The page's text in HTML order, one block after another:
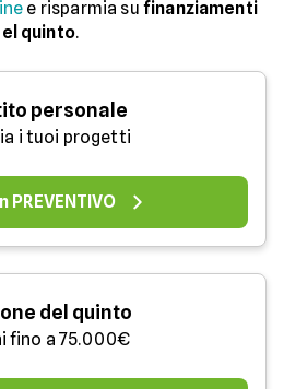
e risparmia su finanziamenti
quinto.
personale
i tuoi progetti
PREVENTIVO
del quinto
fino a 75.000€